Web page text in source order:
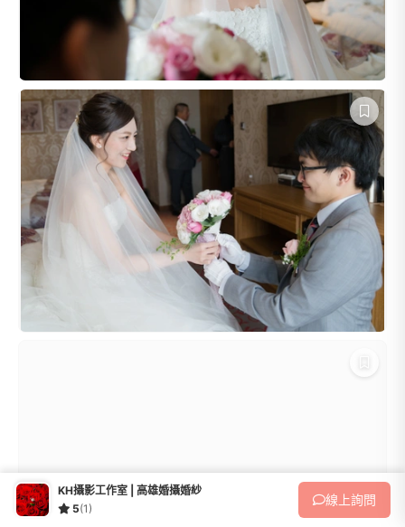
KH攝影工作室 | 高雄婚攝婚紗
5(1)
線上詢問